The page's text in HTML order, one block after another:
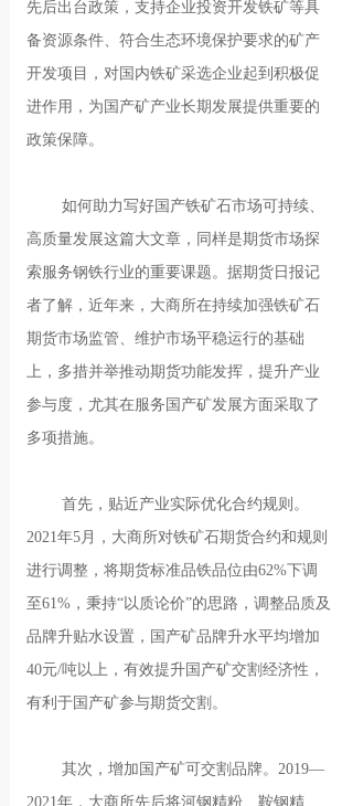
先后出台政策，支持企业投资开发铁矿等具
备资源条件、符合生态环境保护要求的矿产
开发项目，对国内铁矿采选企业起到积极促
进作用，为国产矿产业长期发展提供重要的
政策保障。
如何助力写好国产铁矿石市场可持续、
高质量发展这篇大文章，同样是期货市场探
索服务钢铁行业的重要课题。据期货日报记
者了解，近年来，大商所在持续加强铁矿石
期货市场监管、维护市场平稳运行的基础
上，多措并举推动期货功能发挥，提升产业
参与度，尤其在服务国产矿发展方面采取了
多项措施。
首先，贴近产业实际优化合约规则。
2021年5月，大商所对铁矿石期货合约和规则
进行调整，将期货标准品铁品位由62%下调
至61%，秉持“以质论价”的思路，调整品质及
品牌升贴水设置，国产矿品牌升水平均增加
40元/吨以上，有效提升国产矿交割经济性，
有利于国产矿参与期货交割。
其次，增加国产矿可交割品牌。2019—
2021年，大商所先后将河钢精粉、鞍钢精